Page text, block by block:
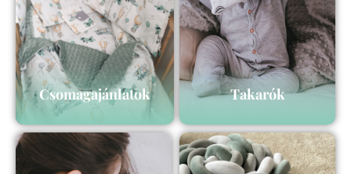
Csomagajánlatok Takarók